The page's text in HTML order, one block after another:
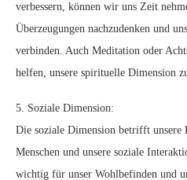
verbessern, können wir uns Zeit
Überzeugungen nachzudenken und
verbinden. Auch Meditation oder
helfen, unsere spirituelle Dimension
5. Soziale Dimension:
Die soziale Dimension betrifft unsere
Menschen und unsere soziale
wichtig für unser Wohlbefinden und